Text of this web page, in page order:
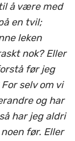
å være med
en tvil;
leken
nok? Eller
før jeg
selv om vi
og har
har jeg aldri
før. Eller